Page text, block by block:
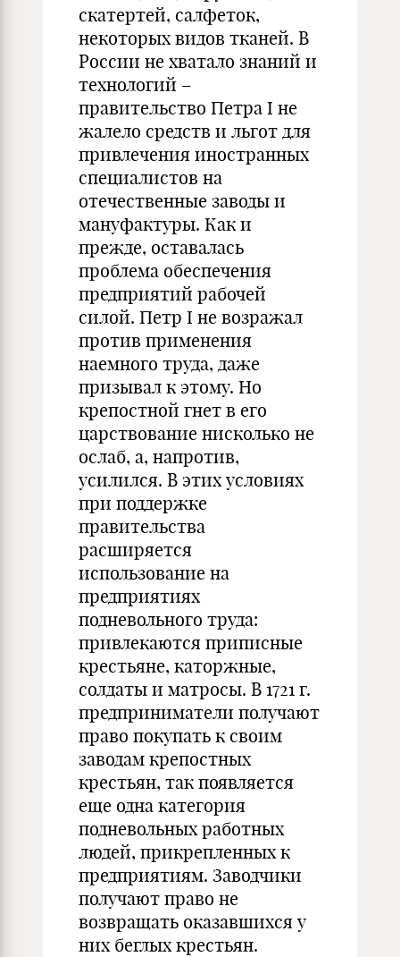
скатертей, салфеток,
некоторых видов тканей. В
России не хватало знаний и
технологий –
правительство Петра I не
жалело средств и льгот для
привлечения иностранных
специалистов на
отечественные заводы и
мануфактуры. Как и
прежде, оставалась
проблема обеспечения
предприятий рабочей
силой. Петр I не возражал
против применения
наемного труда, даже
призывал к этому. Но
крепостной гнет в его
царствование нисколько не
ослаб, а, напротив,
усилился. В этих условиях
при поддержке
правительства
расширяется
использование на
предприятиях
подневольного труда:
привлекаются приписные
крестьяне, каторжные,
солдаты и матросы. В 1721 г.
предприниматели получают
право покупать к своим
заводам крепостных
крестьян, так появляется
еще одна категория
подневольных работных
людей, прикрепленных к
предприятиям. Заводчики
получают право не
возвращать оказавшихся у
них беглых крестьян.